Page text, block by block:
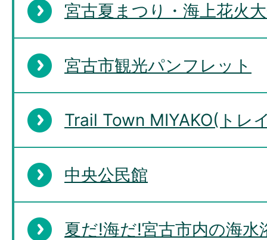
宮古夏まつり・海上花火
宮古市観光パンフレット
Trail Town MIYAKO(トレ
中央公民館
夏だ!海だ!宮古市内の海水